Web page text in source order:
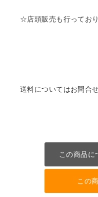
☆店頭販売も行ってお
送料についてはお問合
この商品に
この